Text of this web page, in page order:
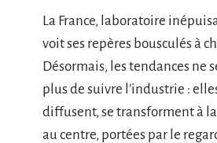
La France, laboratoire
voit ses repères bousculés à
Désormais, les tendances ne
plus de suivre l’industrie :
diffusent, se transforment à
au centre, portées par le